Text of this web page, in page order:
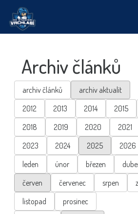
Archiv článků
archiv článků
archiv aktualit
2012
2013 2014 2015
2018
2019 2020 2021
2023
2024 2025
2026
leden
únor březen
červen
červenec srpen
listopad
prosinec